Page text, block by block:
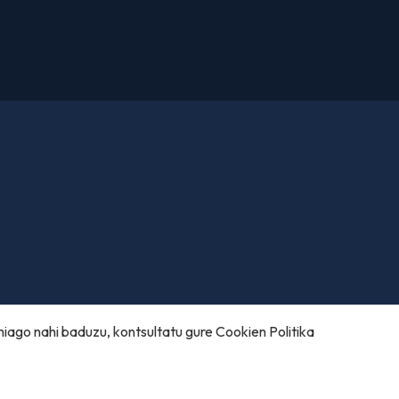
nahi baduzu, kontsultatu gureCookien Politika